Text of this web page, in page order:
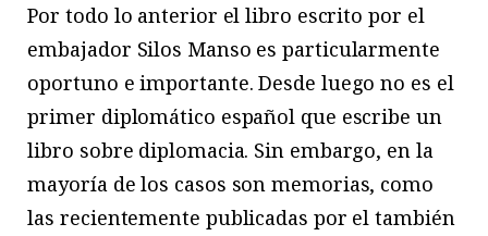
Por todo lo anterior el libro escrito por el
embajador Silos Manso es particularmente
oportuno e importante. Desde luego no es el
primer diplomático español que escribe un
libro sobre diplomacia. Sin embargo, en la
mayoría de los casos son memorias, como
las recientemente publicadas por el también